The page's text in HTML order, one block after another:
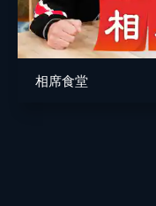
相席食堂